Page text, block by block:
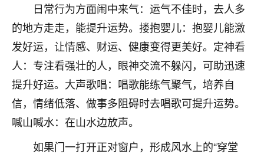
日常行为方面闹中来气：运气不佳时，去人多
的地方走走，能提升运势。搂抱婴儿：抱婴儿能激
发好运，让情感、财运、健康变得更美好。定神看
人：专注看强壮的人，眼神交流不躲闪，可助迅速
提升好运。大声歌唱：唱歌能练气聚气，培养自
信，情绪低落、做事多阻碍时去唱歌可提升运势。
喊山喊水：在山水边放声。
如果门一打开正对窗户，形成风水上的“穿堂
三个，找老师的时候是抱着侥幸心理，没想到老师看
着我晋升有望，我半信半疑的按照老师建议，做了化
太岁还有一个发钱粮，本来年前的人事调整，拖到年
后，我以为都没戏了，结果开年一上班，开会提拔升
职第一个就是我，职务无所谓，主要是底薪加了
3000，非常开心，无论如何，感恩感谢！🙏🏻
鹿森：恭喜升职加薪！！，请客吗？�